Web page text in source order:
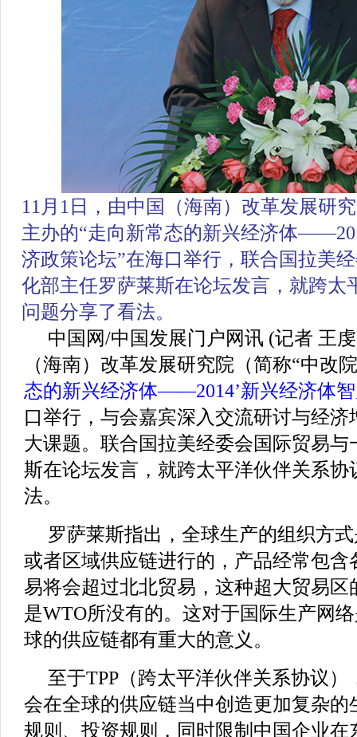
11月1日，由中国（海南）改革发展研
主办的“走向新常态的新兴经济体
济政策论坛”在海口举行，联合国拉美
化部主任罗萨莱斯在论坛发言，就跨太
问题分享了看法。
中国网/中国发展门户网讯 (记者 王
（海南）改革发展研究院（简称“中改
态的新兴经济体——2014’新兴经济体
口举行，与会嘉宾深入交流研讨与经
大课题。联合国拉美经委会国际贸易
斯在论坛发言，就跨太平洋伙伴关系协
法。
罗萨莱斯指出，全球生产的组织方
或者区域供应链进行的，产品经常包含
易将会超过北北贸易，这种超大贸易区
是WTO所没有的。这对于国际生产网
球的供应链都有重大的意义。
至于TPP（跨太平洋伙伴关系协议）
会在全球的供应链当中创造更加复杂的
规则、投资规则，同时限制中国企业在